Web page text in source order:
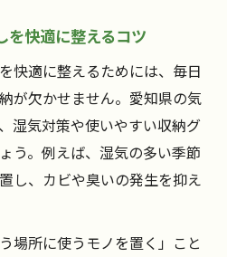
うちの片付け方法まとめ
は忙しい方にもおすすめの
を快適に整えるコツ
快適に整えるためには、毎日
が欠かせません。愛知県の気
湿気対策や使いやすい収納グ
う。例えば、湿気の多い季節
し、カビや臭いの発生を抑え
場所に使うモノを置く」こと